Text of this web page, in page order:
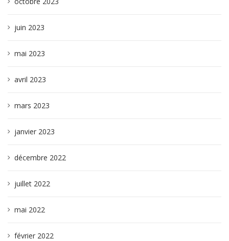
juin 2023
mai 2023
avril 2023
mars 2023
janvier 2023
décembre 2022
juillet 2022
mai 2022
février 2022